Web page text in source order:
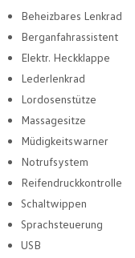
Beheizbares Lenkrad
Berganfahrassistent
Elektr. Heckklappe
Lederlenkrad
Lordosenstütze
Massagesitze
Müdigkeitswarner
Notrufsystem
Reifendruckkontrolle
Schaltwippen
Sprachsteuerung
USB